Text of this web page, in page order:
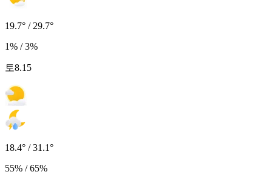
19.7° / 29.7°
1% / 3%
토8.15
18.4° / 31.1°
55% / 65%